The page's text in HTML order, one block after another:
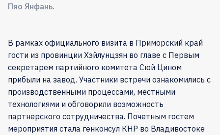
Пяо Янфань.
В рамках официального визита в Приморский край
гости из провинции Хэйлунцзян во главе с Первым
секретарем партийного комитета Сюй Цином
прибыли на завод. Участники встречи ознакомились с
производственными процессами, местными
технологиями и обговорили возможность
партнерского сотрудничества. Почетным гостем
мероприятия стала генконсул КНР во Владивостоке